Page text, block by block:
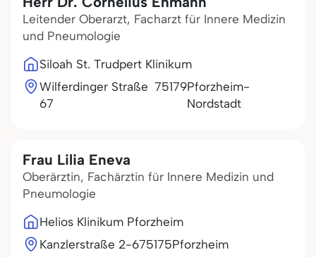
Leitender Oberarzt, Facharzt für Innere Medizin
und Pneumologie
Siloah St. Trudpert Klinikum
Wilferdinger Straße
67
75179Pforzheim-
Nordstadt
Frau Lilia Eneva
Oberärztin, Fachärztin für Innere Medizin und
Pneumologie
Helios Klinikum Pforzheim
Kanzlerstraße 2-675175Pforzheim